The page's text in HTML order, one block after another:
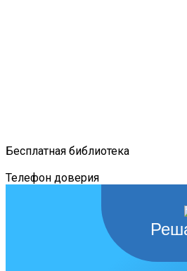
Бесплатная библиотека
Телефон доверия